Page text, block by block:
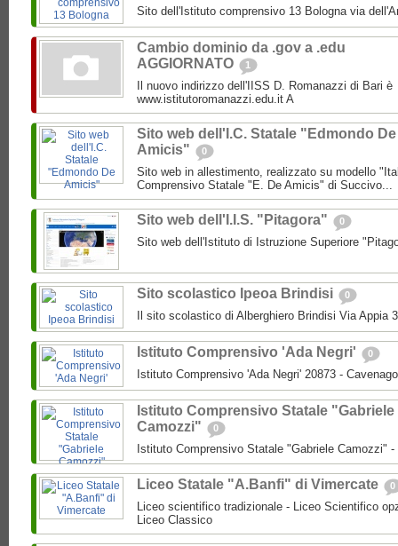
Sito dell'Istituto comprensivo 13 Bologna via
Cambio dominio da .gov a .edu
AGGIORNATO
1
Il nuovo indirizzo dell'IISS D. Romanazzi di Bari è
www.istitutoromanazzi.edu.it A
Sito web dell'I.C. Statale "Edmondo De
Amicis"
0
Sito web in allestimento, realizzato su modello
Comprensivo Statale "E. De Amicis" di Succivo...
Sito web dell'I.I.S. "Pitagora" 0
Sito web dell'Istituto di Istruzione Superiore
Sito scolastico Ipeoa Brindisi 0
Il sito scolastico di Alberghiero Brindisi Via Appia
Istituto Comprensivo 'Ada Negri' 0
Istituto Comprensivo 'Ada Negri' 20873 -
Istituto Comprensivo Statale "Gabriele
Camozzi"
0
Istituto Comprensivo Statale "Gabriele Camozzi"
Liceo Statale "A.Banfi" di Vimercate 0
Liceo scientifico tradizionale - Liceo Scientifico
Liceo Classico